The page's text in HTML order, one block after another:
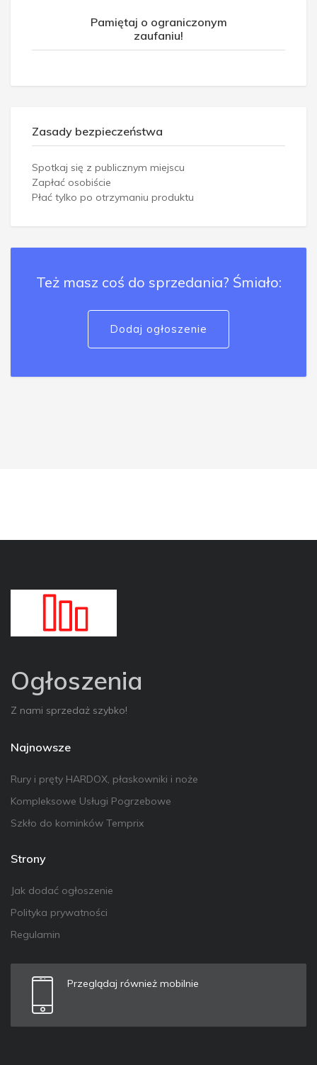
Pamiętaj o ograniczonym
zaufaniu!
Zasady bezpieczeństwa
Spotkaj się z publicznym miejscu
Zapłać osobiście
Płać tylko po otrzymaniu produktu
Też masz coś do sprzedania? Śmiało:
Dodaj ogłoszenie
Ogłoszenia
Z nami sprzedaż szybko!
Najnowsze
Rury i pręty HARDOX, płaskowniki i noże
Kompleksowe Usługi Pogrzebowe
Szkło do kominków Temprix
Strony
Jak dodać ogłoszenie
Polityka prywatności
Regulamin
Przeglądaj również mobilnie